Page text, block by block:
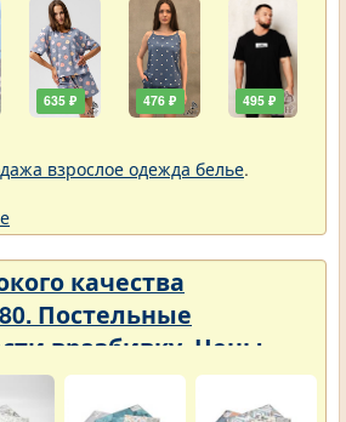
635 ₽ 476 ₽ 495 ₽
взрослое одежда белье.
качества
Постельные
вразбивку. Цены